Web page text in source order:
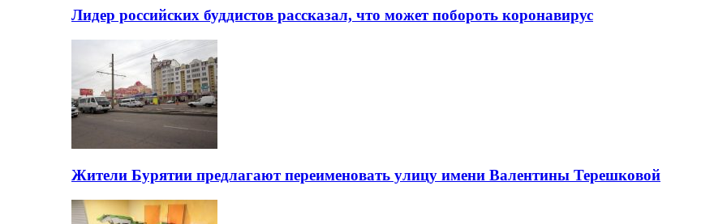
Лидер российских буддистов рассказал, что может побороть коронавирус
Жители Бурятии предлагают переименовать улицу имени Валентины Терешковой